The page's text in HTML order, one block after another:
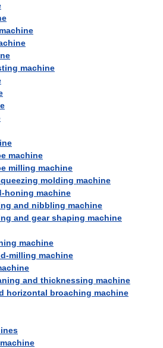
machine
machine
milling machine
molding machine
honing machine
and nibbling machine
and gear shaping machine
machine
milling machine
and thicknessing machine
horizontal broaching machine